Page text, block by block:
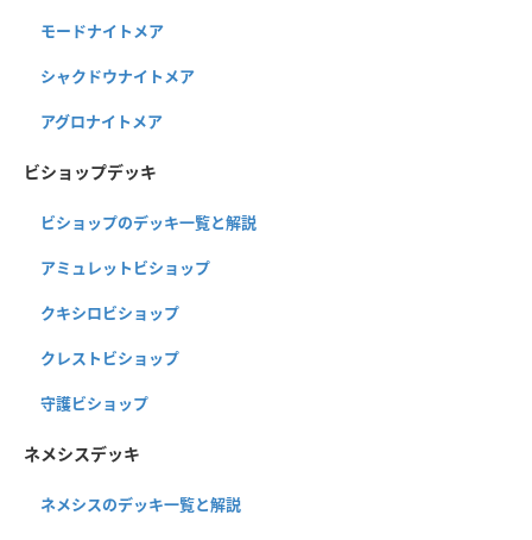
モードナイトメア
シャクドウナイトメア
アグロナイトメア
ビショップデッキ
ビショップのデッキ一覧と解説
アミュレットビショップ
クキシロビショップ
クレストビショップ
守護ビショップ
ネメシスデッキ
ネメシスのデッキ一覧と解説